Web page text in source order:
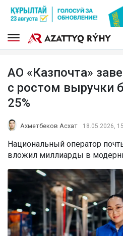
АО «Казпочта»
с ростом выручки
25%
Ахметбеков Асхат 18.05.2026,
Национальный оператор
вложил миллиарды в